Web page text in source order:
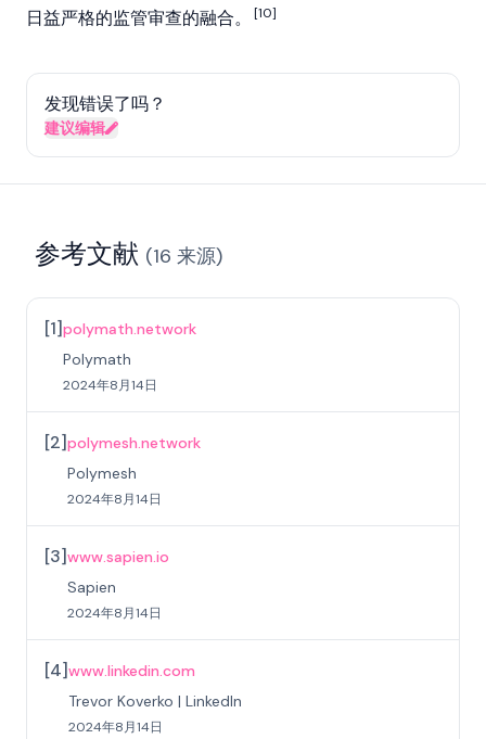
日益严格的监管审查的融合。
[10]
发现错误了吗？
建议编辑
参考文献 (16 来源)
[1]polymath.network
Polymath
2024年8月14日
[2]polymesh.network
Polymesh
2024年8月14日
[3]www.sapien.io
Sapien
2024年8月14日
[4]www.linkedin.com
Trevor Koverko | LinkedIn
2024年8月14日